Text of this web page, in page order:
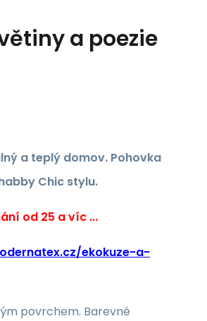
a poezie
a teplý domov. Pohovka
Chic stylu.
od 25 a víc ...
ekokuze-a-
povrchem. Barevné